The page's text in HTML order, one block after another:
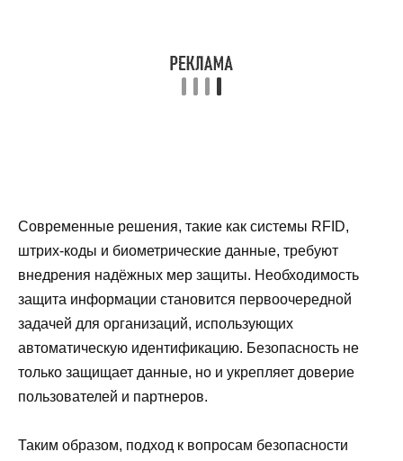
Современные решения, такие как системы RFID,
штрих-коды и биометрические данные, требуют
внедрения надёжных мер защиты. Необходимость
защита информации становится первоочередной
задачей для организаций, использующих
автоматическую идентификацию. Безопасность не
только защищает данные, но и укрепляет доверие
пользователей и партнеров.
Таким образом, подход к вопросам безопасности